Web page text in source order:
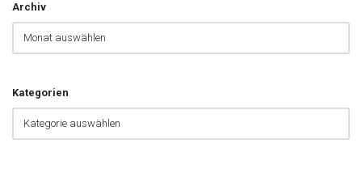
Archiv
Kategorien